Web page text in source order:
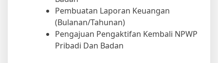
Pembuatan Laporan Keuangan
(Bulanan/Tahunan)
Pengajuan Pengaktifan Kembali NPWP
Pribadi Dan Badan